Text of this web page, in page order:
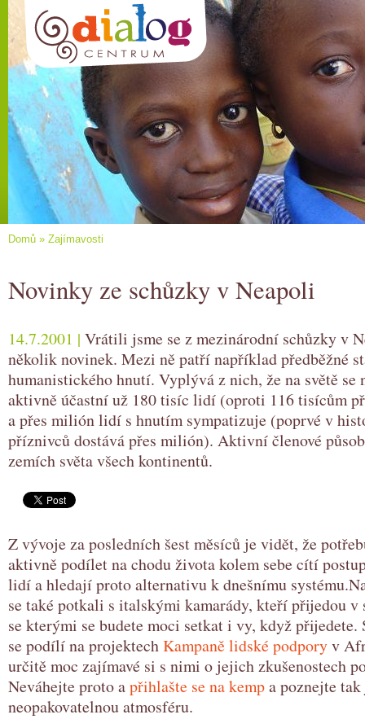
Domů » Zajímavosti
Novinky ze schůzky v Neapoli
14.7.2001 | Vrátili jsme se z mezinárodní schůzky v
několik novinek. Mezi ně patří například předběžné
humanistického hnutí. Vyplývá z nich, že na světě se
aktivně účastní už 180 tisíc lidí (oproti 116 tisícům
a přes milión lidí s hnutím sympatizuje (poprvé v
příznivců dostává přes milión). Aktivní členové
zemích světa všech kontinentů.
Z vývoje za posledních šest měsíců je vidět, že
aktivně podílet na chodu života kolem sebe cítí
lidí a hledají proto alternativu k dnešnímu
se také potkali s italskými kamarády, kteří přijedou v
se kterými se budete moci setkat i vy, když přijedete.
se podílí na projektechKampaně lidské podporyv
určitě moc zajímavé si s nimi o jejich zkušenostech
Neváhejte proto apřihlašte se na kempa poznejte
neopakovatelnou atmosféru.